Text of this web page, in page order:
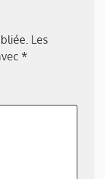
Les
*